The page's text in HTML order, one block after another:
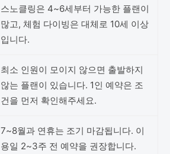
스노클링은 4~6세부터 가능한 플랜이
많고, 체험 다이빙은 대체로 10세 이상
입니다.
최소 인원이 모이지 않으면 출발하지
않는 플랜이 있습니다. 1인 예약은 조
건을 먼저 확인해주세요.
7~8월과 연휴는 조기 마감됩니다. 이
용일 2~3주 전 예약을 권장합니다.